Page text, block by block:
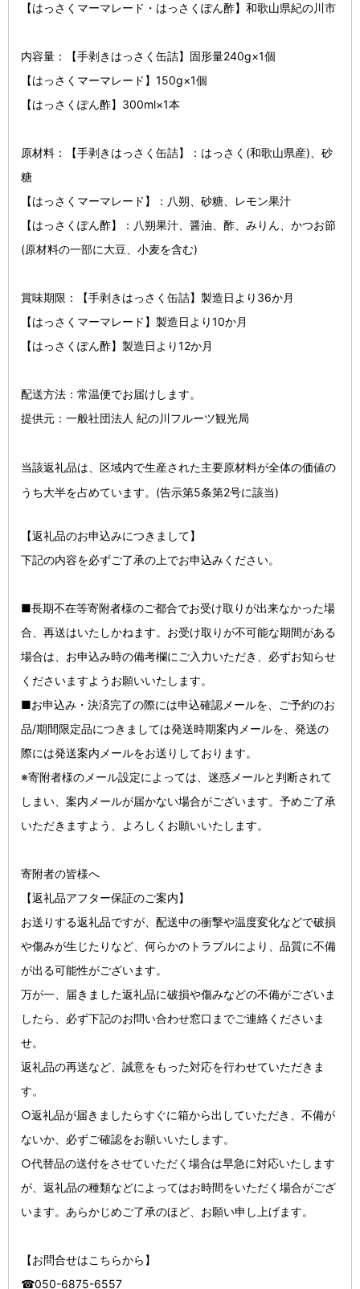
【はっさくマーマレード・はっさくぽん酢】和歌山県紀の川市
内容量：【手剥きはっさく缶詰】固形量240g×1個
【はっさくマーマレード】150g×1個
【はっさくぽん酢】300ml×1本
原材料：【手剥きはっさく缶詰】：はっさく(和歌山県産)、砂
糖
【はっさくマーマレード】：八朔、砂糖、レモン果汁
【はっさくぽん酢】：八朔果汁、醤油、酢、みりん、かつお節
(原材料の一部に大豆、小麦を含む)
賞味期限：【手剥きはっさく缶詰】製造日より36か月
【はっさくマーマレード】製造日より10か月
【はっさくぽん酢】製造日より12か月
配送方法：常温便でお届けします。
提供元：一般社団法人 紀の川フルーツ観光局
当該返礼品は、区域内で生産された主要原材料が全体の価値の
うち大半を占めています。(告示第5条第2号に該当)
【返礼品のお申込みにつきまして】
下記の内容を必ずご了承の上でお申込みください。
■長期不在等寄附者様のご都合でお受け取りが出来なかった場
合、再送はいたしかねます。お受け取りが不可能な期間がある
場合は、お申込み時の備考欄にご入力いただき、必ずお知らせ
くださいますようお願いいたします。
■お申込み・決済完了の際には申込確認メールを、ご予約のお
品/期間限定品につきましては発送時期案内メールを、発送の
際には発送案内メールをお送りしております。
※寄附者様のメール設定によっては、迷惑メールと判断されて
しまい、案内メールが届かない場合がございます。予めご了承
いただきますよう、よろしくお願いいたします。
寄附者の皆様へ
【返礼品アフター保証のご案内】
お送りする返礼品ですが、配送中の衝撃や温度変化などで破損
や傷みが生じたりなど、何らかのトラブルにより、品質に不備
が出る可能性がございます。
万が一、届きました返礼品に破損や傷みなどの不備がございま
したら、必ず下記のお問い合わせ窓口までご連絡くださいま
せ。
返礼品の再送など、誠意をもった対応を行わせていただきま
す。
○返礼品が届きましたらすぐに箱から出していただき、不備が
ないか、必ずご確認をお願いいたします。
○代替品の送付をさせていただく場合は早急に対応いたします
が、返礼品の種類などによってはお時間をいただく場合がござ
います。あらかじめご了承のほど、お願い申し上げます。
【お問合せはこちらから】
☎050-6875-6557